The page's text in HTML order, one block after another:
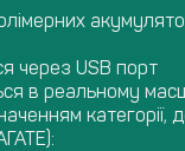
через USB порт
в реальному
категорії,